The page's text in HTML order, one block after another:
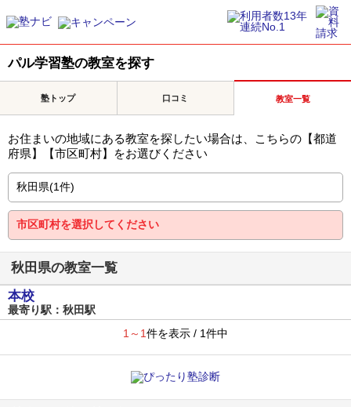
パル学習塾の教室を探す
塾トップ 口コミ 教室一覧
お住まいの地域にある教室を探したい場合は、こちらの【都道
府県】【市区町村】をお選びください
秋田県の教室一覧
本校
最寄り駅：秋田駅
1～1件を表示 / 1件中